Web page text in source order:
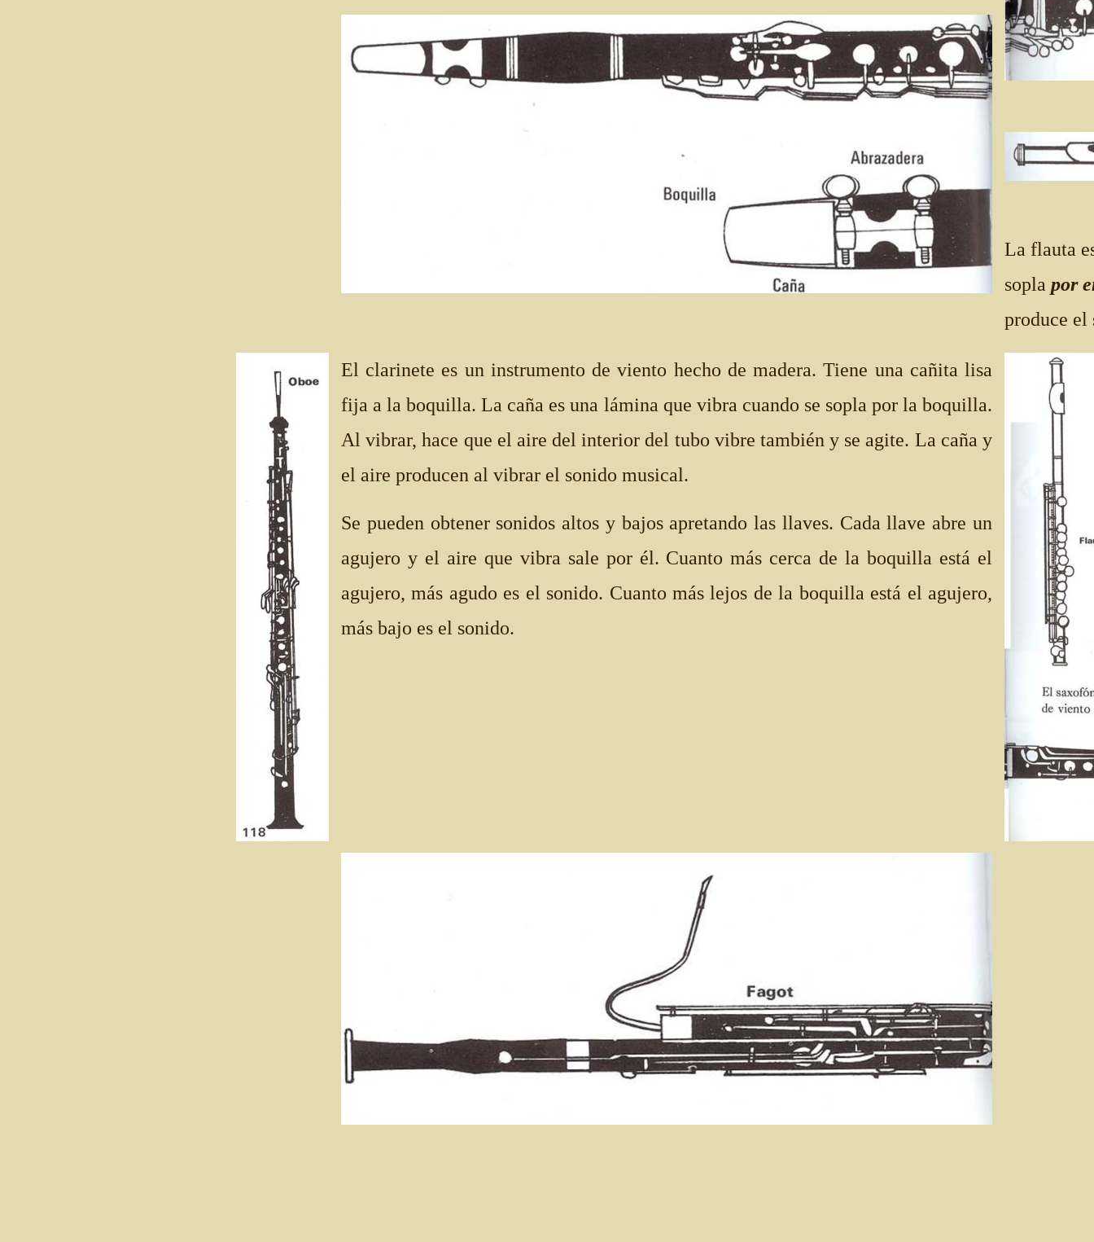
La flauta
sopla por
produce el
El clarinete es un instrumento de viento hecho de madera. Tiene una cañita lisa
fija a la boquilla. La caña es una lámina que vibra cuando se sopla por la boquilla.
Al vibrar, hace que el aire del interior del tubo vibre también y se agite. La caña y
el aire producen al vibrar el sonido musical.
Se pueden obtener sonidos altos y bajos apretando las llaves. Cada llave abre un
agujero y el aire que vibra sale por él. Cuanto más cerca de la boquilla está el
agujero, más agudo es el sonido. Cuanto más lejos de la boquilla está el agujero,
más bajo es el sonido.